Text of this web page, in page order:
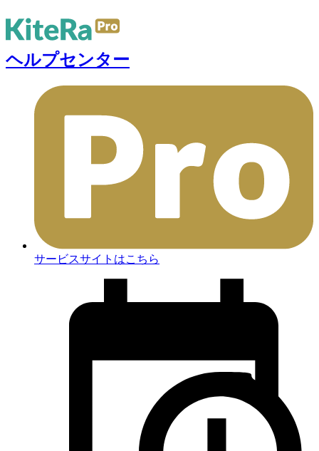
ヘルプセンター
サービスサイトはこちら